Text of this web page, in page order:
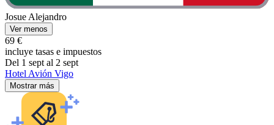
Josue Alejandro
Ver menos
69 €
incluye tasas e impuestos
Del 1 sept al 2 sept
Hotel Avión Vigo
Mostrar más